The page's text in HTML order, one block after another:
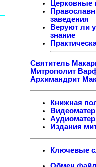
Церковные
заведения
Веруют ли
знание
Святитель
Митрополит
Архимандрит
Книжная
Издания
Ключевые